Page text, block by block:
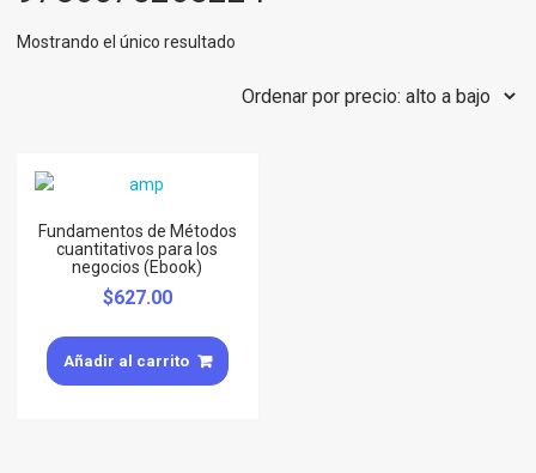
Mostrando el único resultado
Fundamentos de Métodos
cuantitativos para los
negocios (Ebook)
$627.00
Añadir al carrito